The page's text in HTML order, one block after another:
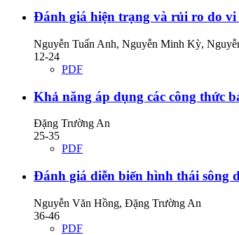
Đánh giá hiện trạng và rủi ro do
Nguyễn Tuấn Anh, Nguyễn Minh Kỳ,
12-24
PDF
Khả năng áp dụng các công thức
Đặng Trường An
25-35
PDF
Đánh giá diễn biến hình thái sông
Nguyễn Văn Hồng, Đặng Trường An
36-46
PDF